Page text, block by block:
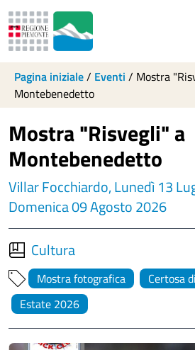
Pagina iniziale/ Eventi / Mostra
Montebenedetto
Mostra "Risvegli" a
Montebenedetto
Villar Focchiardo, Lunedì 13
Domenica 09 Agosto 2026
Cultura
Mostra fotografica
Certosa
Estate 2026